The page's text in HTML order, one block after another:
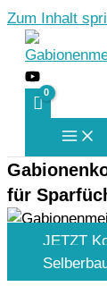
Zum Inhalt
für
JETZT